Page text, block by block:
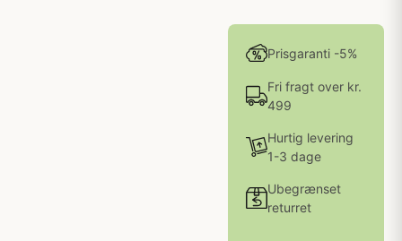
Prisgaranti -5%
Fri fragt over kr.
499
Hurtig levering
1-3 dage
Ubegrænset
returret